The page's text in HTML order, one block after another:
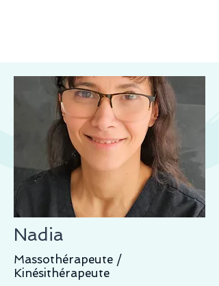
Nadia
Massothérapeute /
Kinésithérapeute